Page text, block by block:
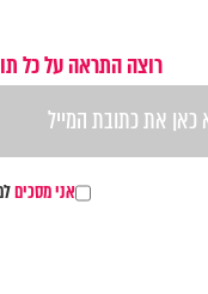
רוצה התראה על כל
אני מסכים